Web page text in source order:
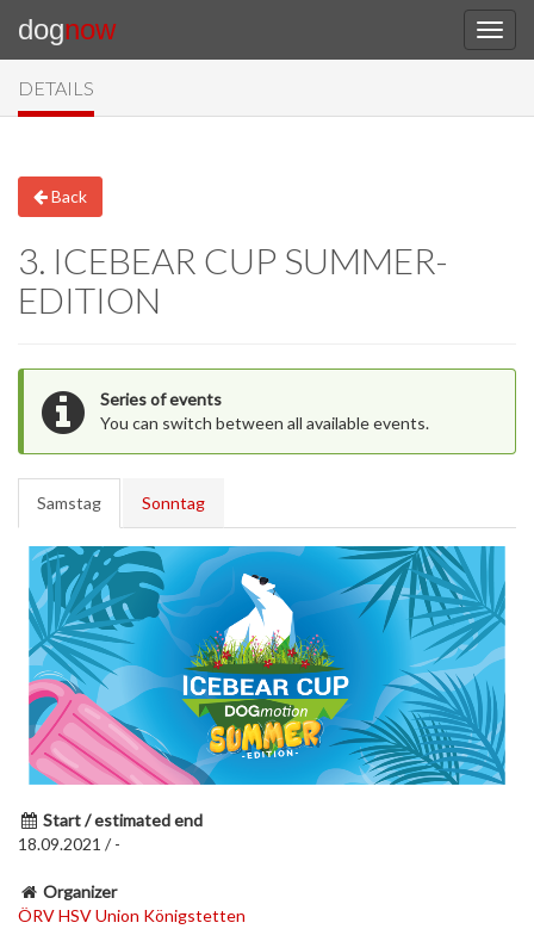
dognow
DETAILS
Back
3. ICEBEAR CUP SUMMER-
EDITION
Series of events
You can switch between all available events.
Samstag Sonntag
Start / estimated end
18.09.2021 / -
Organizer
ÖRV HSV Union Königstetten